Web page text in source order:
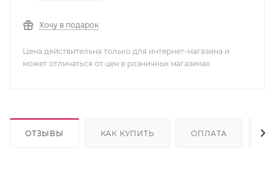
Хочу в подарок
Цена действительна только для интернет-магазина и
может отличаться от цен в розничных магазинах
ОТЗЫВЫ КАК КУПИТЬ ОПЛАТА